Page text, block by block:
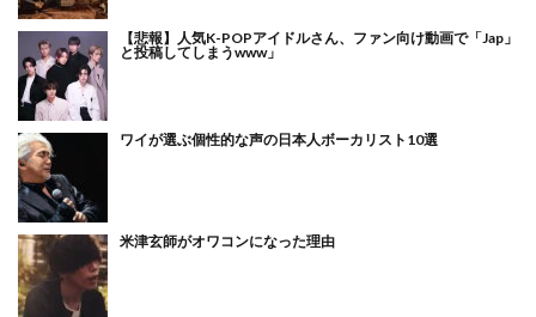
【悲報】人気K-POPアイドルさん、ファン向け動画で「Jap」
と投稿してしまうwww」
ワイが選ぶ個性的な声の日本人ボーカリスト10選
米津玄師がオワコンになった理由